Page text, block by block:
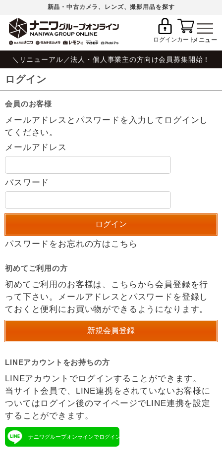
新品・中古カメラ、レンズ、撮影用品を探す
ログインカート
＼リニューアル／法人・個人事業主の方向け会員募集開始！
ログイン
会員のお客様
メールアドレスとパスワードを入力してログインし
てください。
メールアドレス
パスワード
パスワードをお忘れの方はこちら
初めてご利用の方
初めてご利用のお客様は、こちらから会員登録を行
って下さい。メールアドレスとパスワードを登録し
ておくと便利にお買い物ができるようになります。
LINEアカウントをお持ちの方
LINEアカウントでログインすることができます。
当サイト会員で、LINE連携をされていないお客様に
ついてはログイン後のマイページでLINE連携を設定
することができます。
ナニワグループオンラインでログイン